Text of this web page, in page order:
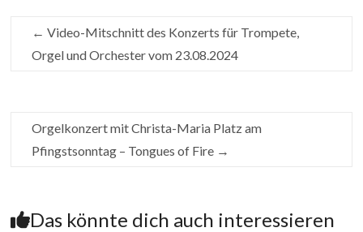
← Video-Mitschnitt des Konzerts für Trompete,
Orgel und Orchester vom 23.08.2024
Orgelkonzert mit Christa-Maria Platz am
Pfingstsonntag – Tongues of Fire →
Das könnte dich auch interessieren